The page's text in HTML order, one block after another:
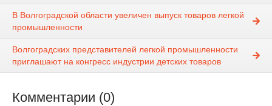
В Волгоградской области увеличен выпуск товаров легкой
промышленности
Волгоградских представителей легкой промышленности
приглашают на конгресс индустрии детских товаров
Комментарии (0)